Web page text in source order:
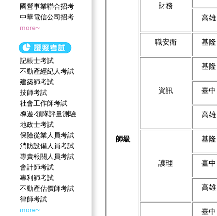
國營事業聯合招考
中華電信公司招考
more~
記帳士考試
不動產經紀人考試
建築師考試
技師考試
社會工作師‍考試
導遊‧領隊評量測驗
地政士考試
保險從業人員考試
消防設備人員考試
專責報關人員考試
會計師考試
專利師考試
不動產估價師考試
律師考試
more~
師級
財務
高雄
職安衛 基隆
資訊
基隆
臺中
高雄
護理
基隆
臺中
高雄
臺中